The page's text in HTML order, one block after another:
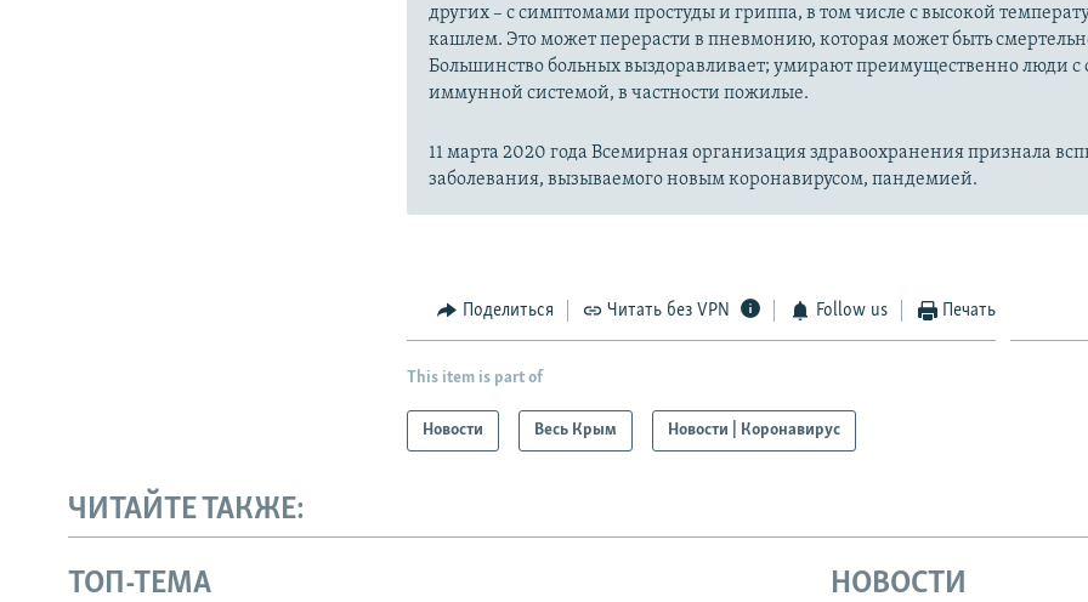
других – с симптомами простуды и гриппа, в том числе с высокой
кашлем. Это может перерасти в пневмонию, которая может быть
Большинство больных выздоравливает; умирают преимущественно люди с
иммунной системой, в частности пожилые.
11 марта 2020 года Всемирная организация здравоохранения признала
заболевания, вызываемого новым коронавирусом, пандемией.
Поделиться Читать без VPN Follow us Печать
This item is part of
Новости Весь Крым Новости | Коронавирус
ЧИТАЙТЕ ТАКЖЕ:
ТОП-ТЕМА НОВОСТИ